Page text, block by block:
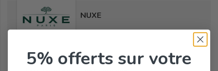
NUXE
5% offerts sur votre